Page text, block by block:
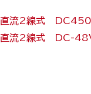
直流2線式
直流2線式 DC-